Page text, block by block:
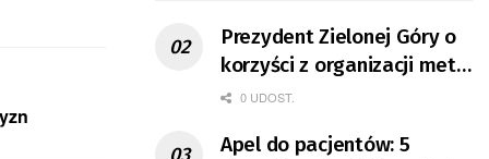
Prezydent Zielonej Góry o
korzyści z organizacji mety
Tour de Pologne
0 UDOST.
Apel do pacjentów: 5